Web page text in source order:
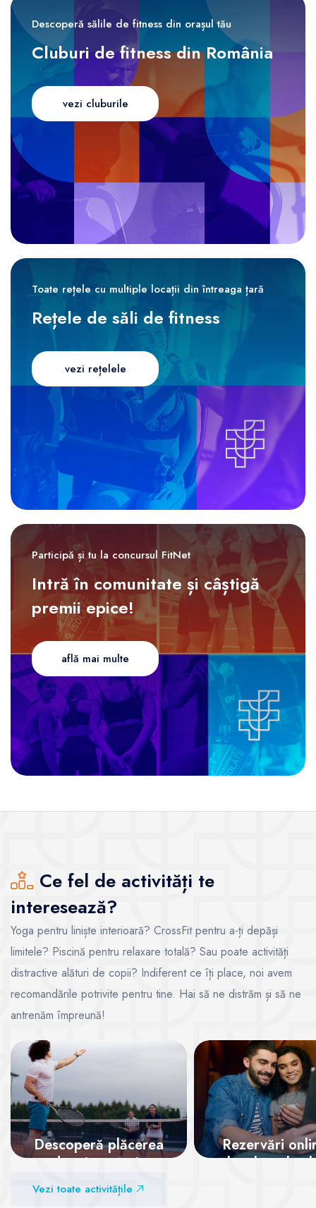
Descoperă sălile de fitness din orașul tău
Cluburi de fitness din România
vezi cluburile
Toate rețele cu multiple locații din întreaga țară
Rețele de săli de fitness
vezi rețelele
Participă și tu la concursul FitNet
Intră în comunitate și câștigă
premii epice!
află mai multe
Ce fel de activități te
interesează?
Yoga pentru liniște interioară? CrossFit pentru a-ți depăși
limitele? Piscină pentru relaxare totală? Sau poate activități
distractive alături de copii? Indiferent ce îți place, noi avem
recomandările potrivite pentru tine. Hai să ne distrăm și să ne
antrenăm împreună!
Descoperă plăcerea
de a juca tenis
Rezervări
locul tău la
Vezi toate activitățile